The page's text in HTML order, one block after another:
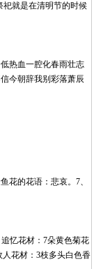
是在清明节的时候
热血一腔化春雨壮志
今朝辞我别彩落萧辰
花的花语：悲哀。7、
忆花材：7朵黄色菊花
花材：3枝多头白色香